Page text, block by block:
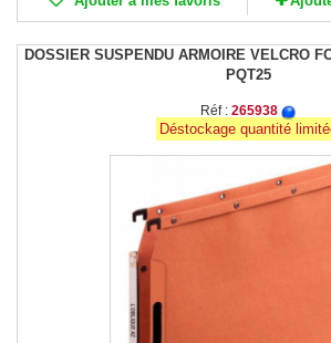
DOSSIER SUSPENDU ARMOIRE VELCRO
PQT25
Réf : 265938
Déstockage quantité